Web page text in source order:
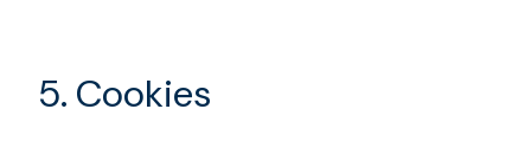
5. Cookies